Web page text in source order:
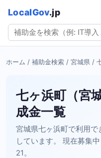
LocalGov.jp
ホーム / 補助金検索 / 宮城県 /
七ヶ浜町（宮
成金一覧
宮城県七ヶ浜町で利用で
しています。 現在募集中
21。